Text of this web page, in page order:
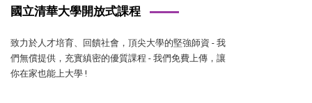
國立清華大學開放式課程
致力於人才培育、回饋社會，頂尖大學的堅強師資 - 我
們無償提供，充實縝密的優質課程 - 我們免費上傳，讓
你在家也能上大學 !